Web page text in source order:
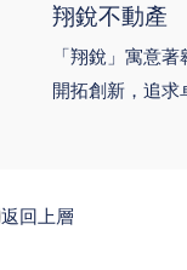
翔銳不動產
「翔銳」寓意
開拓創新，追求
返回上層